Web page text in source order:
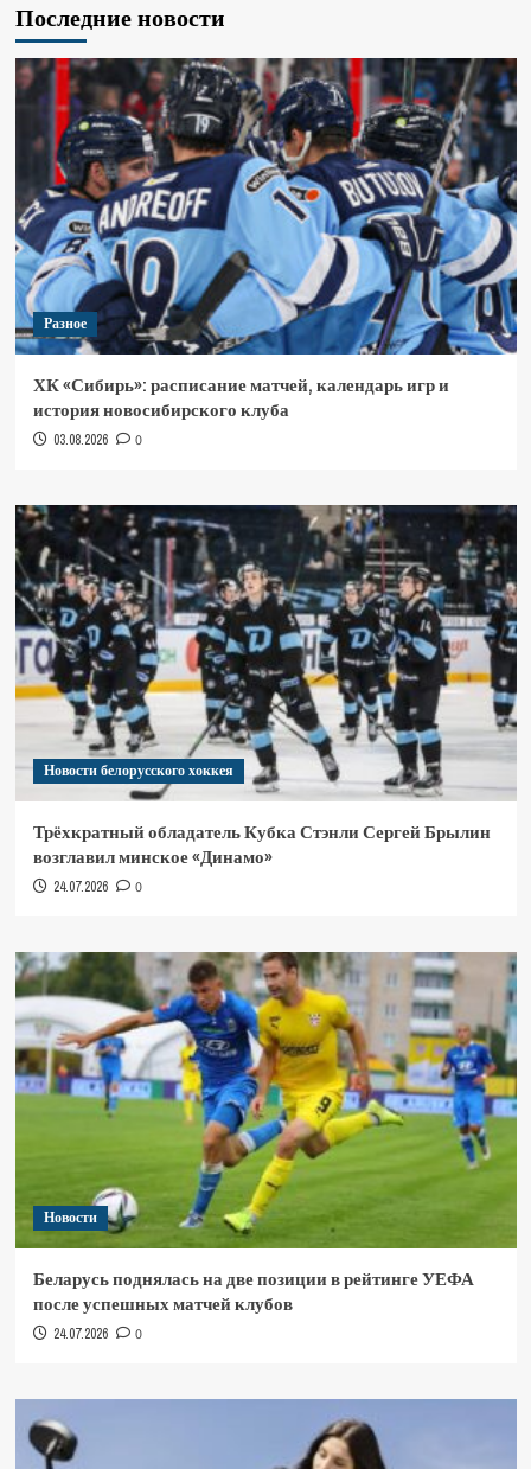
Последние новости
Разное
ХК «Сибирь»: расписание матчей, календарь игр и
история новосибирского клуба
03.08.2026 0
Новости белорусского хоккея
Трёхкратный обладатель Кубка Стэнли Сергей Брылин
возглавил минское «Динамо»
24.07.2026 0
Новости
Беларусь поднялась на две позиции в рейтинге УЕФА
после успешных матчей клубов
24.07.2026 0